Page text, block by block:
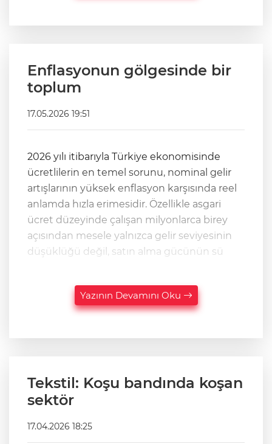
Enflasyonun gölgesinde bir
toplum
17.05.2026 19:51
2026 yılı itibarıyla Türkiye ekonomisinde
ücretlilerin en temel sorunu, nominal gelir
artışlarının yüksek enflasyon karşısında reel
anlamda hızla erimesidir. Özellikle asgari
ücret düzeyinde çalışan milyonlarca birey
açısından mesele yalnızca gelir seviyesinin
düşüklüğü değil, satın alma gücünün sü
Yazının Devamını Oku
Tekstil: Koşu bandında koşan
sektör
17.04.2026 18:25